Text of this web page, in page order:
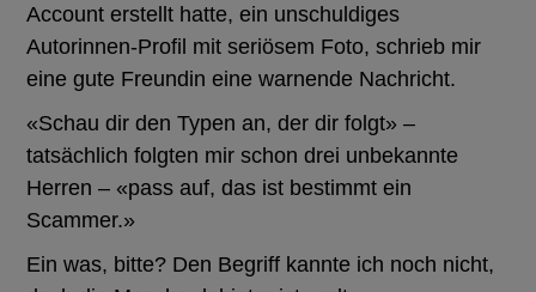
Account erstellt hatte, ein unschuldiges
Autorinnen-Profil mit seriösem Foto, schrieb mir
eine gute Freundin eine warnende Nachricht.
«Schau dir den Typen an, der dir folgt» –
tatsächlich folgten mir schon drei unbekannte
Herren – «pass auf, das ist bestimmt ein
Scammer.»
Ein was, bitte? Den Begriff kannte ich noch nicht,